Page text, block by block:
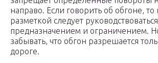
направо. Если говорить об обгоне, то
разметкой следует
предназначением и ограничением.
забывать, что обгон разрешается
дороге.